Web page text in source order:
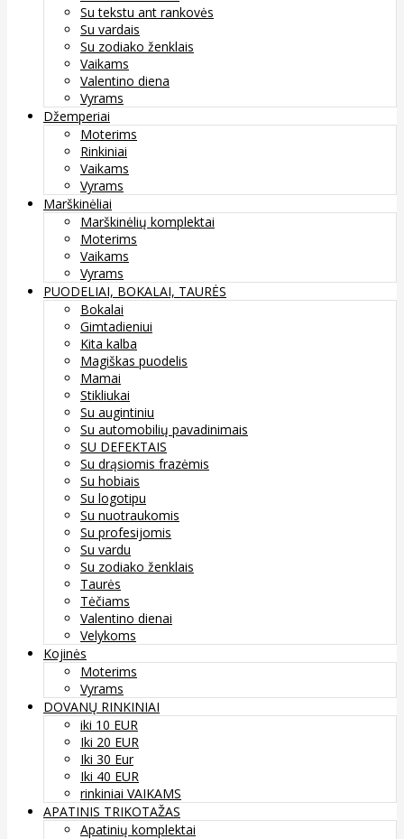
Su tekstu ant rankovės
Su vardais
Su zodiako ženklais
Vaikams
Valentino diena
Vyrams
Džemperiai
Moterims
Rinkiniai
Vaikams
Vyrams
Marškinėliai
Marškinėlių komplektai
Moterims
Vaikams
Vyrams
PUODELIAI, BOKALAI, TAURĖS
Bokalai
Gimtadieniui
Kita kalba
Magiškas puodelis
Mamai
Stikliukai
Su augintiniu
Su automobilių pavadinimais
SU DEFEKTAIS
Su drąsiomis frazėmis
Su hobiais
Su logotipu
Su nuotraukomis
Su profesijomis
Su vardu
Su zodiako ženklais
Taurės
Tėčiams
Valentino dienai
Velykoms
Kojinės
Moterims
Vyrams
DOVANŲ RINKINIAI
iki 10 EUR
Iki 20 EUR
Iki 30 Eur
Iki 40 EUR
rinkiniai VAIKAMS
APATINIS TRIKOTAŽAS
Apatinių komplektai